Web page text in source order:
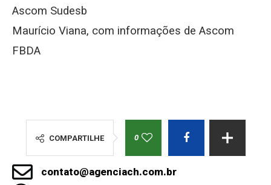
Ascom Sudesb
Maurício Viana, com informações de Ascom
FBDA
COMPARTILHE 0
contato@agenciach.com.br